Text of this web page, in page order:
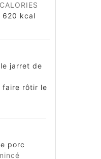
CALORIES
620 kcal
jarret de
faire rôtir le
porc